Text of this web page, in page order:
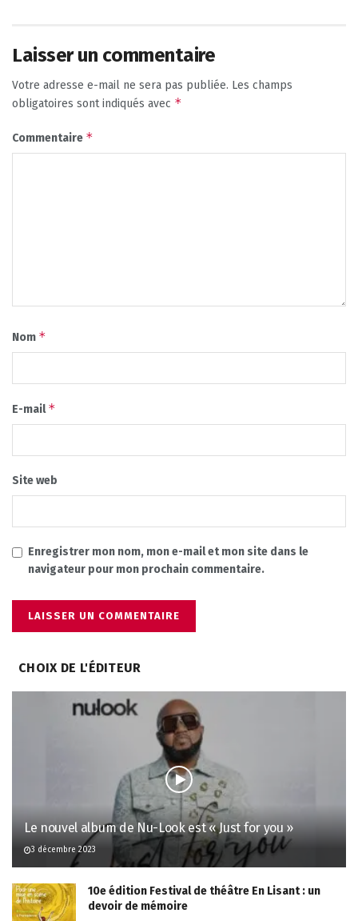
Laisser un commentaire
Votre adresse e-mail ne sera pas publiée. Les champs
obligatoires sont indiqués avec *
Commentaire *
Nom *
E-mail*
Site web
Enregistrer mon nom, mon e-mail et mon site dans le
navigateur pour mon prochain commentaire.
CHOIX DE L'ÉDITEUR
Le nouvel album de Nu-Look est « Just for you »
3 décembre 2023
10e édition Festival de théâtre En Lisant : un
devoir de mémoire